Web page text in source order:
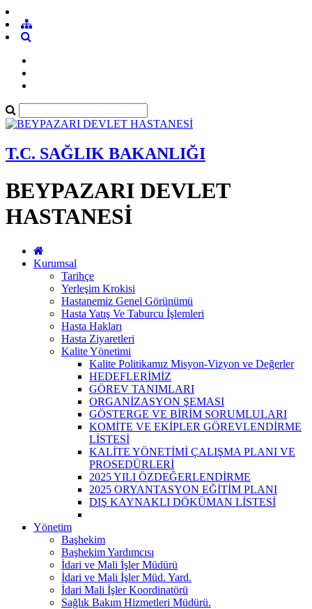
T.C. SAĞLIK BAKANLIĞI
BEYPAZARI DEVLET
HASTANESİ
Kurumsal
Tarihçe
Yerleşim Krokisi
Hastanemiz Genel Görünümü
Hasta Yatış Ve Taburcu İşlemleri
Hasta Hakları
Hasta Ziyaretleri
Kalite Yönetimi
Kalite Politikamız Misyon-Vizyon ve Değerler
HEDEFLERİMİZ
GÖREV TANIMLARI
ORGANİZASYON ŞEMASI
GÖSTERGE VE BİRİM SORUMLULARI
KOMİTE VE EKİPLER GÖREVLENDİRME
LİSTESİ
KALİTE YÖNETİMİ ÇALIŞMA PLANI VE
PROSEDÜRLERİ
2025 YILI ÖZDEĞERLENDİRME
2025 ORYANTASYON EĞİTİM PLANI
DIŞ KAYNAKLI DÖKÜMAN LİSTESİ
Yönetim
Başhekim
Başhekim Yardımcısı
İdari ve Mali İşler Müdürü
İdari ve Mali İşler Müd. Yard.
İdari Mali İşler Koordinatörü
Sağlık Bakım Hizmetleri Müdürü.